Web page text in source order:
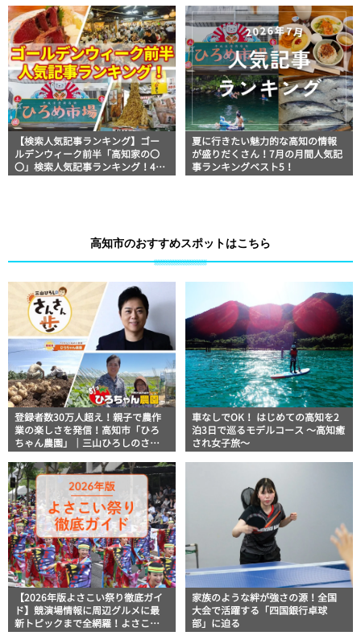
【検索人気記事ランキング】ゴー
ルデンウィーク前半「高知家の〇
〇」検索人気記事ランキング！4月
夏に行きたい魅力的な高知の情報
が盛りだくさん！7月の月間人気記
事ランキングベスト5！
高知市のおすすめスポットはこちら
登録者数30万人超え！親子で農作
業の楽しさを発信！高知市「ひろ
ちゃん農園」｜三山ひろしのさん
車なしでOK！ はじめての高知を2
泊3日で巡るモデルコース 〜高知癒
され女子旅〜
【2026年版よさこい祭り徹底ガイ
ド】競演場情報に周辺グルメに最
新トピックまで全網羅！よさこい
祭りを満喫できるよさこい情報完
家族のような絆が強さの源！全国
大会で活躍する「四国銀行卓球
部」に迫る